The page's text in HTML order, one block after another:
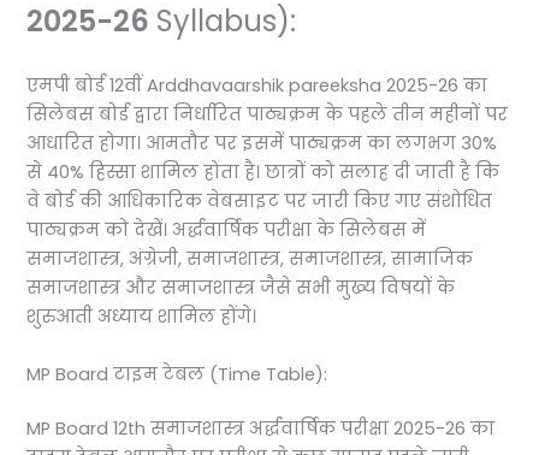
2025-26 Syllabus):
एमपी बोर्ड 12वीं Arddhavaarshik pareeksha 2025-26 का
सिलेबस बोर्ड द्वारा निर्धारित पाठ्यक्रम के पहले तीन महीनों पर
आधारित होगा। आमतौर पर इसमें पाठ्यक्रम का लगभग 30%
से 40% हिस्सा शामिल होता है। छात्रों को सलाह दी जाती है कि
वे बोर्ड की आधिकारिक वेबसाइट पर जारी किए गए संशोधित
पाठ्यक्रम को देखें। अर्द्धवार्षिक परीक्षा के सिलेबस में
समाजशास्त्र, अंग्रेजी, समाजशास्त्र, समाजशास्त्र, सामाजिक
समाजशास्त्र और समाजशास्त्र जैसे सभी मुख्य विषयों के
शुरुआती अध्याय शामिल होंगे।
MP Board टाइम टेबल (Time Table):
MP Board 12th समाजशास्त्र अर्द्धवार्षिक परीक्षा 2025-26 का